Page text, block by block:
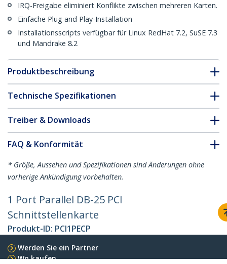
IRQ-Freigabe eliminiert Konflikte zwischen mehreren Karten.
Einfache Plug and Play-Installation
Installationsscripts verfügbar für Linux RedHat 7.2, SuSE 7.3
und Mandrake 8.2
Produktbeschreibung
Technische Spezifikationen
Treiber & Downloads
FAQ & Konformität
* Größe, Aussehen und Spezifikationen sind Änderungen ohne
vorherige Ankündigung vorbehalten.
1 Port Parallel DB-25 PCI
Schnittstellenkarte
Produkt-ID: PCI1PECP
Werden Sie ein Partner
Wo kaufen